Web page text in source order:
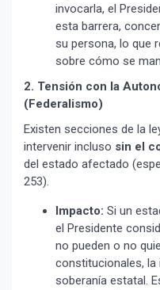
invocarla, el
esta barrera,
su persona, lo que
sobre cómo se
2. Tensión con la
(Federalismo)
Existen secciones de la
intervenir incluso sin el
del estado afectado
253).
Impacto: Si un
el Presidente
no pueden o no
constitucionales, la
soberanía estatal.